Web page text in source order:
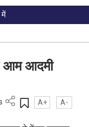
में
आम आदमी
A+ A-